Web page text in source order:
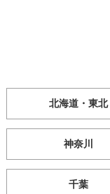
北海道・東北
神奈川
千葉